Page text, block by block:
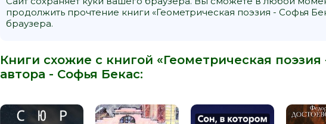
продолжить прочтение книги «Геометрическая поэзия - Софья
браузера.
Книги схожие с книгой «Геометрическая поэзия
автора - Софья Бекас: